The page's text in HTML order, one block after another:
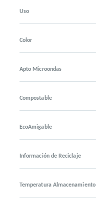
Uso
Color
Apto Microondas
Compostable
EcoAmigable
Información de Reciclaje
Temperatura Almacenamiento